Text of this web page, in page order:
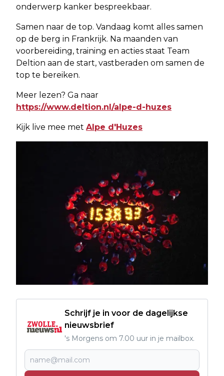
onderwerp kanker bespreekbaar.
Samen naar de top. Vandaag komt alles samen
op de berg in Frankrijk. Na maanden van
voorbereiding, training en acties staat Team
Deltion aan de start, vastberaden om samen de
top te bereiken.
Meer lezen? Ga naar
https://www.deltion.nl/alpe-d-huzes
Kijk live mee met Alpe d'Huzes
Schrijf je in voor de dagelijkse
nieuwsbrief
's Morgens om 7.00 uur in je mailbox.